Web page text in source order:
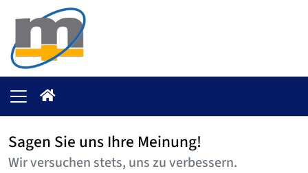
Sagen Sie uns Ihre Meinung!
Wir versuchen stets, uns zu verbessern.